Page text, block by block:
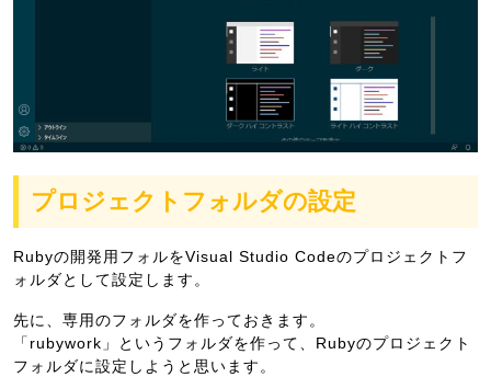
プロジェクトフォルダの設定
Rubyの開発用フォルをVisual Studio Codeのプロジェクトフ
ォルダとして設定します。
先に、専用のフォルダを作っておきます。
「rubywork」というフォルダを作って、Rubyのプロジェクト
フォルダに設定しようと思います。